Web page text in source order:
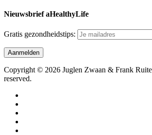
Nieuwsbrief aHealthyLife
Gratis gezondheidstips:
Copyright © 2026 Juglen Zwaan & Frank
reserved.